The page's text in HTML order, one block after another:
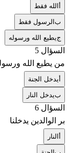
الله فقط
بالرسول فقط
جيطيع الله ورسوله
السؤال 5
من يطيع الله
يدخل الجنة
بيدخل النار
السؤال 6
بر الوالدين يدخلنا
النار